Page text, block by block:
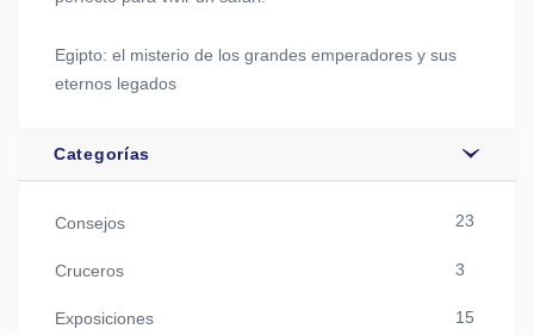
Egipto: el misterio de los grandes emperadores y sus
eternos legados
Categorías
Consejos 23
Cruceros 3
Exposiciones 15